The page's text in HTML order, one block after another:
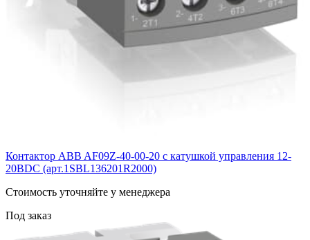
Контактор ABB AF09Z-40-00-20 с катушкой управления 12-
20BDC (арт.1SBL136201R2000)
Cтоимость уточняйте у менеджера
Под заказ